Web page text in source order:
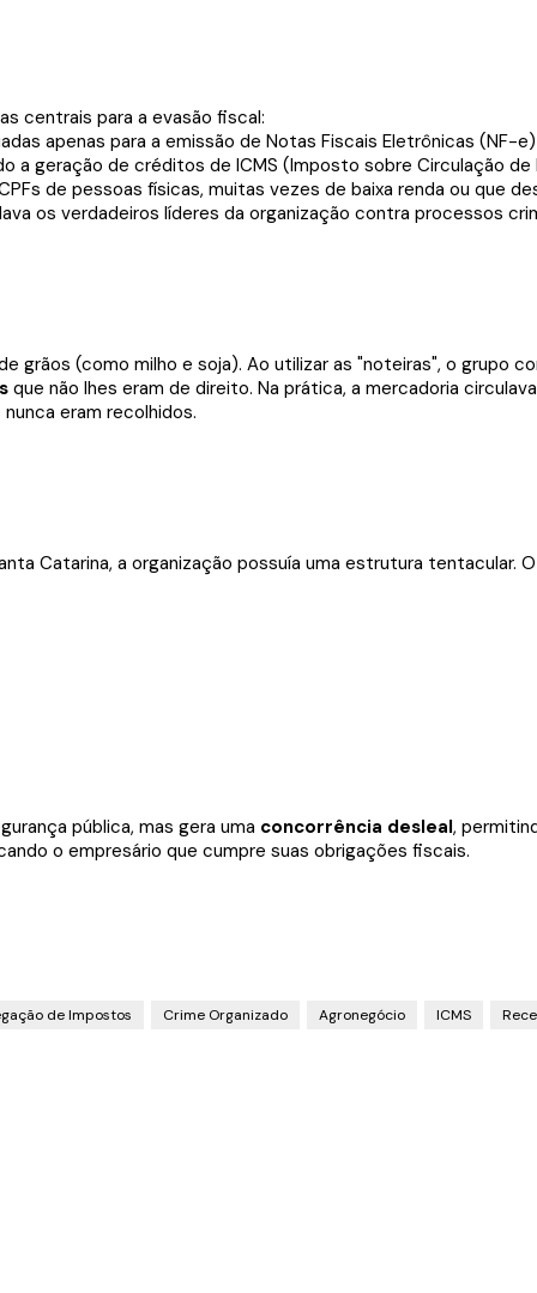
centrais para a evasão fiscal:
apenas para a emissão de Notas Fiscais Eletrônicas (NF-
a geração de créditos de ICMS (Imposto sobre Circulação
de pessoas físicas, muitas vezes de baixa renda ou que
os verdadeiros líderes da organização contra processos
grãos (como milho e soja). Ao utilizar as "noteiras", o grupo
que não lhes eram de direito. Na prática, a mercadoria
eram recolhidos.
Catarina, a organização possuía uma estrutura tentacular.
pública, mas gera uma concorrência desleal,
o empresário que cumpre suas obrigações fiscais.
de Impostos Crime Organizado Agronegócio ICMS